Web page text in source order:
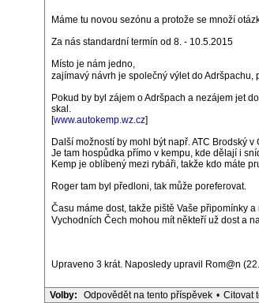
Máme tu novou sezónu a protože se množí
Za nás standardní termín od 8. - 10.5.2015
Místo je nám jedno,
zajímavý návrh je společný výlet do
Pokud by byl zájem o Adršpach a nezájem jet
skal.
[www.autokemp.wz.cz]
Další možností by mohl být např. ATC Brodský v
Je tam hospůdka přímo v kempu, kde dělají i
Kemp je oblíbený mezi rybáři, takže kdo máte
Roger tam byl předloni, tak může poreferovat.
Času máme dost, takže piště Vaše připomínky a
Vychodních Čech mohou mít někteří už dost a
Upraveno 3 krát. Naposledy upravil Rom@n
Volby: Odpovědět na tento příspěvek • Citovat